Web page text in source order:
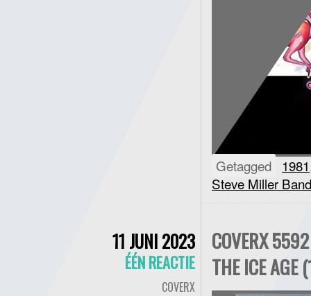
Getagged 1981
Steve Miller Band
11 JUNI 2023
ÉÉN REACTIE
COVERX
COVERX
THE ICE AGE